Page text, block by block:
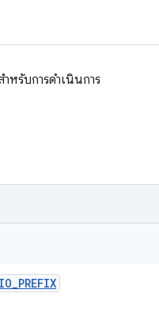
ำหรับการดำเนินการ
_PREFIX